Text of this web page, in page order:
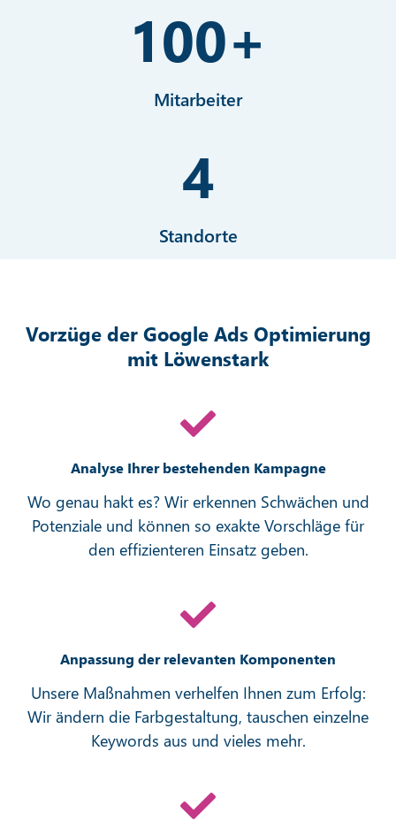
100+
Mitarbeiter
4
Standorte
Vorzüge der Google Ads Optimierung
mit Löwenstark
Analyse Ihrer bestehenden Kampagne
Wo genau hakt es? Wir erkennen Schwächen und
Potenziale und können so exakte Vorschläge für
den effizienteren Einsatz geben.
Anpassung der relevanten Komponenten
Unsere Maßnahmen verhelfen Ihnen zum Erfolg:
Wir ändern die Farbgestaltung, tauschen einzelne
Keywords aus und vieles mehr.